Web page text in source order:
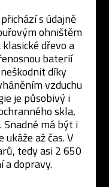
s údajně
ohništěm
dřevo a
baterií
díky
vzduchu
je působivý i
skla,
má být i
až čas. V
tedy asi 2 650
a dopravy.